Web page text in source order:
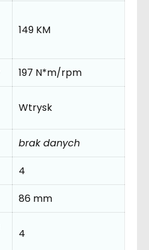
149 KM
197 N*m/rpm
Wtrysk
brak danych
4
86 mm
4